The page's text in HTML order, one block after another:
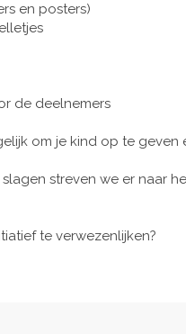
en posters)
de deelnemers
om je kind op te
streven we er naar
te verwezenlijken?